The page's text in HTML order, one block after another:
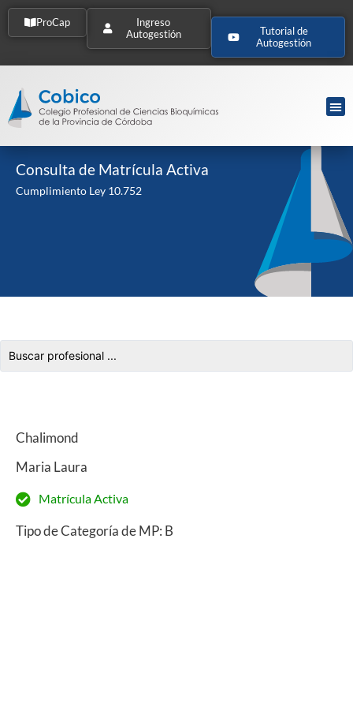
ProCap
Ingreso
Autogestión
Tutorial de
Autogestión
Consulta de Matrícula Activa
Cumplimiento Ley 10.752
Chalimond
Maria Laura
Matrícula Activa
Tipo de Categoría de MP: B